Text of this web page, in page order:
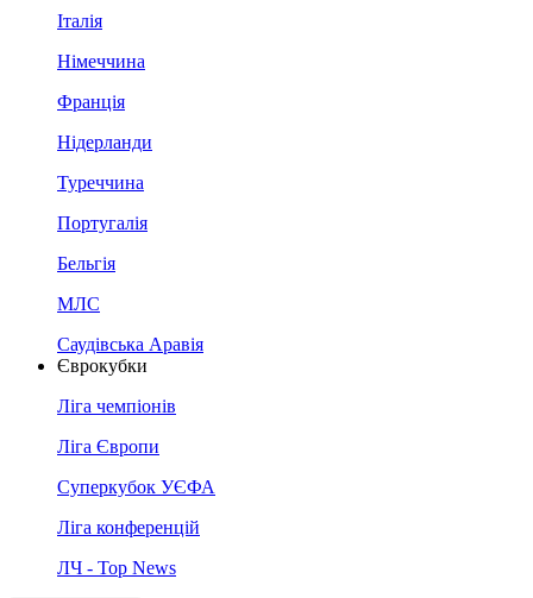
Італія
Німеччина
Франція
Нідерланди
Туреччина
Португалія
Бельгія
МЛС
Саудівська Аравія
Єврокубки
Ліга чемпіонів
Ліга Європи
Суперкубок УЄФА
Ліга конференцій
ЛЧ - Top News